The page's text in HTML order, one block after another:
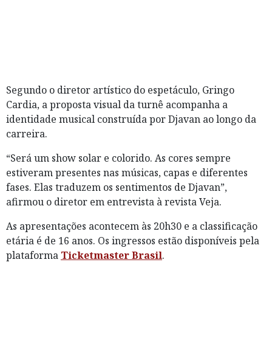
Segundo o diretor artístico do espetáculo, Gringo
Cardia, a proposta visual da turnê acompanha a
identidade musical construída por Djavan ao longo da
carreira.
“Será um show solar e colorido. As cores sempre
estiveram presentes nas músicas, capas e diferentes
fases. Elas traduzem os sentimentos de Djavan”,
afirmou o diretor em entrevista à revista Veja.
As apresentações acontecem às 20h30 e a classificação
etária é de 16 anos. Os ingressos estão disponíveis pela
plataforma Ticketmaster Brasil.